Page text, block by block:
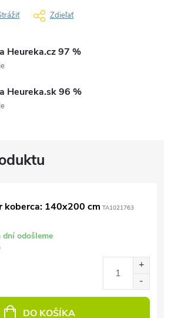
Zdieľať
Heureka.cz 97 %
Heureka.sk 96 %
koberca: 140x200 cm TA1021763
odošleme
DO KOŠÍKA